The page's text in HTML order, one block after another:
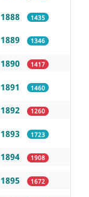
1888 1435
1889 1346
1890 1417
1891 1460
1892 1260
1893 1723
1894 1908
1895 1672